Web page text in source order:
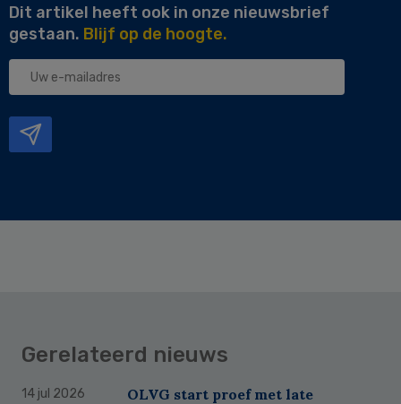
Dit artikel heeft ook in onze nieuwsbrief
gestaan. Blijf op de hoogte.
Uw
Gerelateerd nieuws
14 jul 2026
OLVG start proef met late